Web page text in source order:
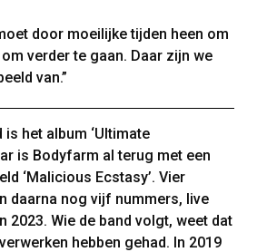
door moeilijke tijden heen om
verder te gaan. Daar zijn we
van.”
het album ‘Ultimate
is Bodyfarm al terug met een
‘Malicious Ecstasy’. Vier
daarna nog vijf nummers, live
2023. Wie de band volgt, weet dat
hebben gehad. In 2019